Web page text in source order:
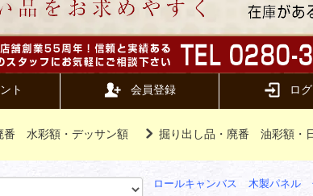
ト 会員登録 ロ
番 水彩額・デッサン額 掘り出し品・廃番 油彩額・
ロールキャンバス 木製パネル